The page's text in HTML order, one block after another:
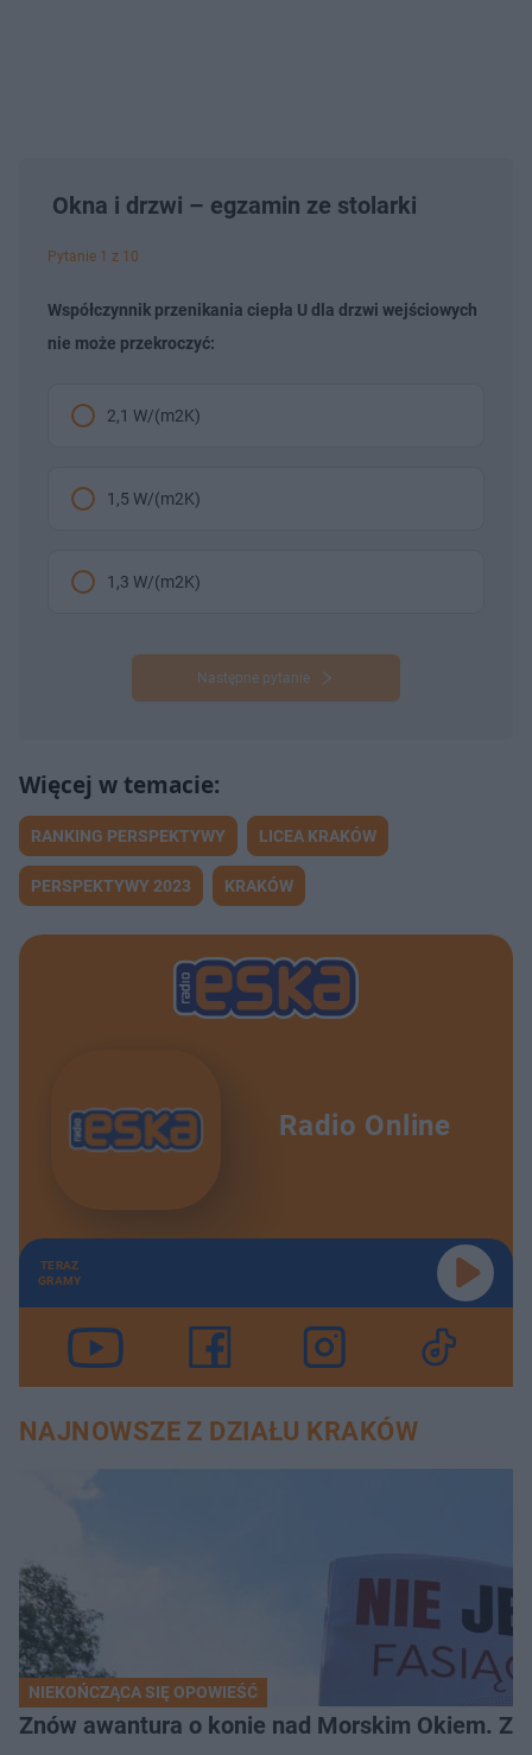
Okna i drzwi – egzamin ze stolarki
Pytanie 1 z 10
Współczynnik przenikania ciepła U dla drzwi wejściowych
nie może przekroczyć:
2,1 W/(m2K)
1,5 W/(m2K)
1,3 W/(m2K)
Następne pytanie
RANKING PERSPEKTYWY LICEA KRAKÓW
PERSPEKTYWY 2023 KRAKÓW
Radio Online
TERAZ
GRAMY
NAJNOWSZE Z DZIAŁU KRAKÓW
NIEKOŃCZĄCA SIĘ OPOWIEŚĆ
Znów awantura o konie nad Morskim Okiem.